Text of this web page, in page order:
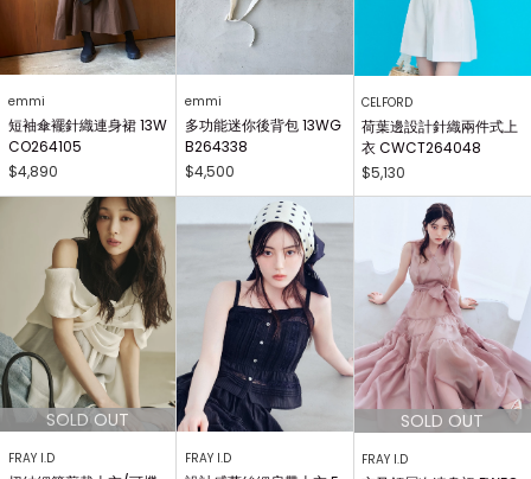
emmi
短袖傘襬針織連身裙 13W
CO264105
$4,890
emmi
多功能迷你後背包 13WG
B264338
$4,500
CELFORD
荷葉邊設計針織兩件式上
衣 CWCT264048
$5,130
FRAY I.D FRAY I.D FRAY I.D